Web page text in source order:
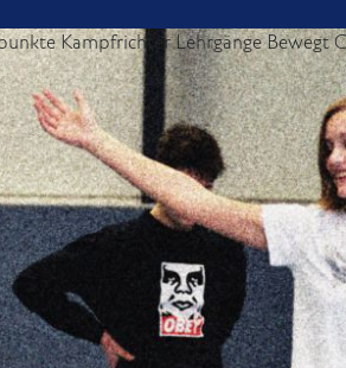
KampfrichterLehrgängeBewegt